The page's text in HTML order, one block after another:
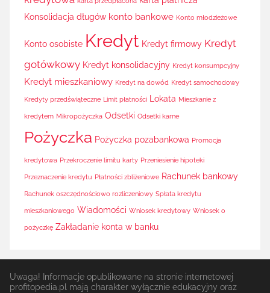
Konsolidacja długów konto bankowe Konto młodzieżowe
Konto osobiste Kredyt Kredyt firmowy Kredyt
gotówkowy Kredyt konsolidacyjny Kredyt konsumpcyjny
Kredyt mieszkaniowy Kredyt na dowód Kredyt samochodowy
Kredyty przedświąteczne Limit płatności Lokata Mieszkanie z
kredytem Mikropożyczka Odsetki Odsetki karne
Pożyczka Pożyczka pozabankowa Promocja
kredytowa Przekroczenie limitu karty Przeniesienie hipoteki
Przeznaczenie kredytu Płatności zbliżeniowe Rachunek bankowy
Rachunek oszczędnościowo rozliczeniowy Spłata kredytu
mieszkaniowego Wiadomości Wniosek kredytowy Wniosek o
pożyczkę Zakładanie konta w banku
Uwaga! Informacje opublikowane na stronie internetowej
profitopedia.pl mają charakter wyłącznie edukacyjny oraz